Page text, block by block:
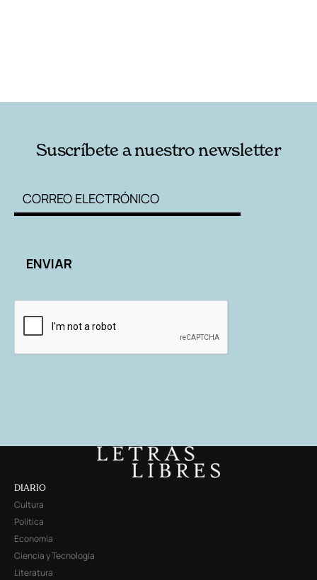
Suscríbete a nuestro newsletter
DIARIO
Cultura
Política
Economía
Ciencia y Tecnología
Literatura